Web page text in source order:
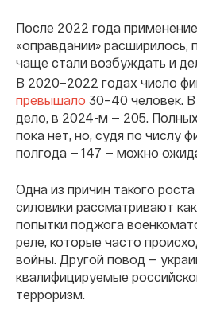
После 2022 года
«оправдании» расширилось,
чаще стали возбуждать и
В 2020–2022 годах число
превышало 30–40 человек.
дело, в 2024-м — 205.
пока нет, но, судя по числу
полгода — 147 — можно
Одна из причин такого
силовики рассматривают
попытки поджога
реле, которые часто
войны. Другой повод —
квалифицируемые
терроризм.